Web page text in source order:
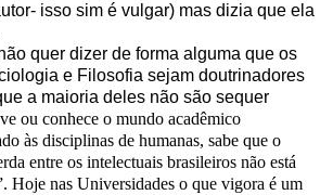
isso sim é vulgar) mas dizia que ela
dizer de forma alguma que os
e Filosofia sejam doutrinadores
a maioria deles não são sequer
ou conhece o mundo acadêmico
às disciplinas de humanas, sabe que o
entre os intelectuais brasileiros não está
Hoje nas Universidades o que vigora é um